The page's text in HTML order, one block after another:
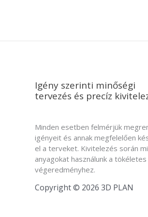
Igény szerinti minőségi
tervezés és precíz
Minden esetben felmérjük
igényeit és annak megfelelően
el a terveket. Kivitelezés során
anyagokat használunk a tökéletes
végeredményhez.
Copyright © 2026 3D PLAN